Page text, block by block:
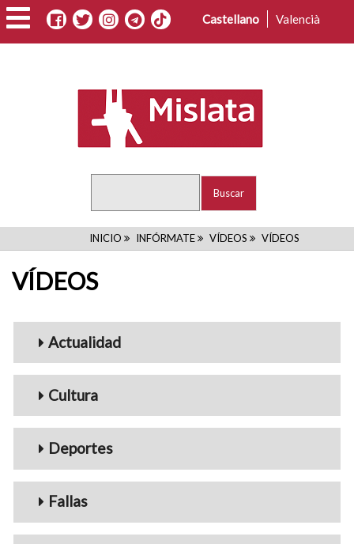
Pasar
al
contenido
Castellano Valencià
RUTA
INICIO INFÓRMATE VÍDEOS VÍDEOS
VÍDEOS
Menu_Videos
Actualidad
Cultura
Deportes
Fallas